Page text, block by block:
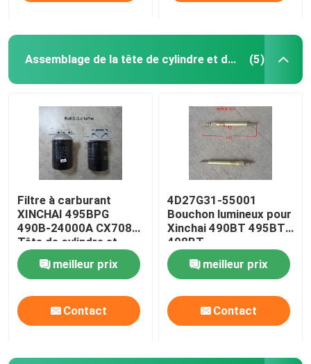
Assemblage de la tête de cylindre et du système de soupape (5)
Filtre à carburant
XINCHAI 495BPG
490B-24000A CX7085
Tête de cylindre et
système de soupape
meilleur prix
Contact
4D27G31-55001
Bouchon lumineux pour
Xinchai 490BT 495BT
498BT
meilleur prix
Contact